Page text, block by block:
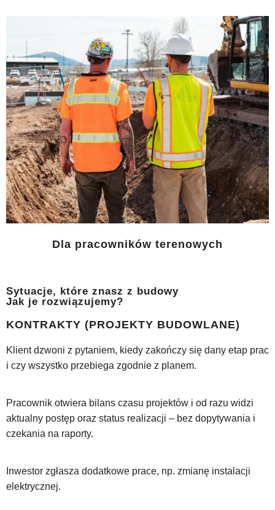
Dla pracowników terenowych
Sytuacje, które znasz z budowy
Jak je rozwiązujemy?
KONTRAKTY (PROJEKTY BUDOWLANE)
Klient dzwoni z pytaniem, kiedy zakończy się dany etap prac
i czy wszystko przebiega zgodnie z planem.
Pracownik otwiera bilans czasu projektów i od razu widzi
aktualny postęp oraz status realizacji – bez dopytywania i
czekania na raporty.
Inwestor zgłasza dodatkowe prace, np. zmianę instalacji
elektrycznej.